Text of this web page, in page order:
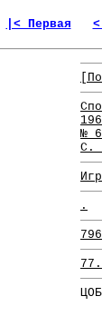
|< Первая
№ 6
С.
.
77.